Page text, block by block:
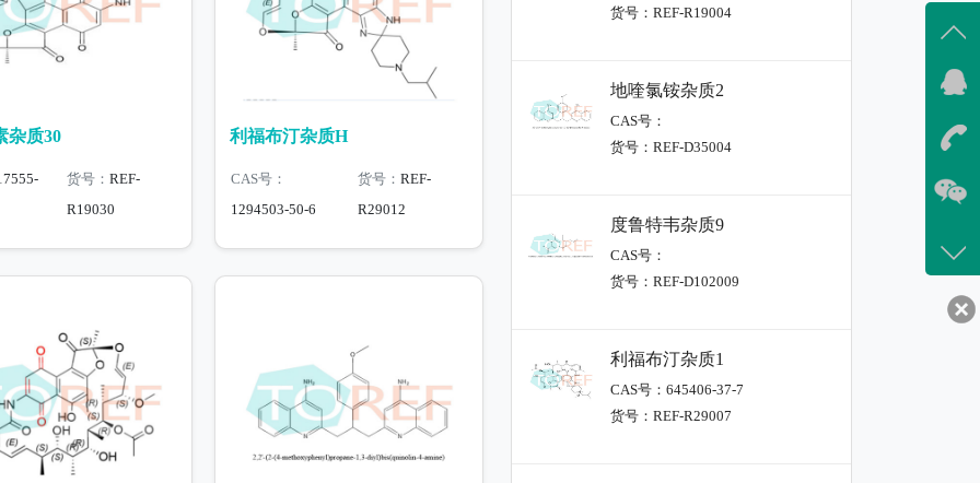
杂质30
货号： REF-
R19030
利福布汀杂质H
CAS号：
1294503-50-6
货号： REF-
R29012
货号：REF-R19004
地喹氯铵杂质2
CAS号：
货号：REF-D35004
度鲁特韦杂质9
CAS号：
货号：REF-D102009
利福布汀杂质1
CAS号：645406-37-7
货号：REF-R29007